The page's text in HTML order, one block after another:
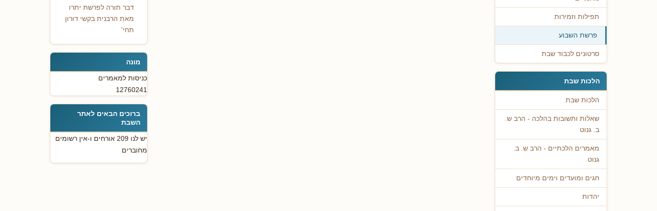
תפילות וזמירות
פרשת השבוע
סרטונים לכבוד שבת
הלכות שבת
הלכות שבת
שאלות ותשובות בהלכה - הרב ש.
ב. גנוט
מאמרים הלכתיים - הרב ש. ב.
גנוט
חגים ומועדים וימים מיוחדים
יהדות
דבר תורה לפרשת יתרו
מאת הרבנית בקשי דורון
תחי'
מונה
כניסות למאמרים
12760241
ברוכים הבאים לאתר
השבת
יש לנו 209 אורחים ו-אין רשומים
מחוברים